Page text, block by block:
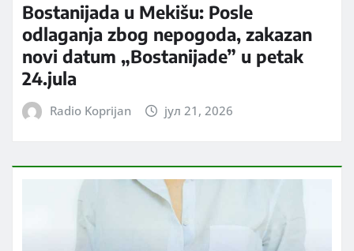
Bostanijada u Mekišu: Posle
odlaganja zbog nepogoda, zakazan
novi datum „Bostanijade” u petak
24.jula
Radio Koprijan јул 21, 2026